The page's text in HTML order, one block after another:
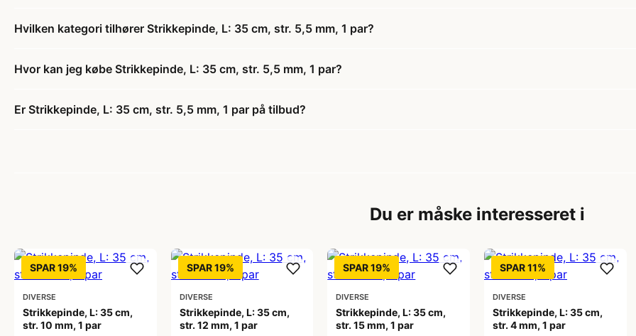
Hvilken kategori tilhører Strikkepinde, L: 35 cm, str. 5,5 mm, 1 par?
Hvor kan jeg købe Strikkepinde, L: 35 cm, str. 5,5 mm, 1 par?
Er Strikkepinde, L: 35 cm, str. 5,5 mm, 1 par på tilbud?
Du er måske interesseret i
SPAR 19%
DIVERSE
Strikkepinde, L: 35 cm,
str. 10 mm, 1 par
SPAR 19%
DIVERSE
Strikkepinde, L: 35 cm,
str. 12 mm, 1 par
SPAR 19%
DIVERSE
Strikkepinde, L: 35 cm,
str. 15 mm, 1 par
SPAR 11%
DIVERSE
Strikkepinde, L: 35 cm,
str. 4 mm, 1 par